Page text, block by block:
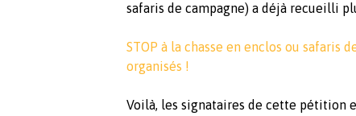
safaris de campagne) a déjà recueilli
STOP à la chasse en enclos ou safaris
organisés !
Voilà, les signataires de cette pétition